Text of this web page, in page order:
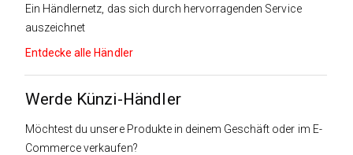
Ein Händlernetz, das sich durch hervorragenden Service
auszeichnet
Entdecke alle Händler
Werde Künzi-Händler
Möchtest du unsere Produkte in deinem Geschäft oder im E-
Commerce verkaufen?